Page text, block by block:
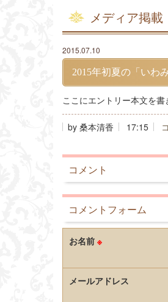
メディア掲載
2015.07.10
2015年初夏の「いわ
ここにエントリー本文を書
by 桑本清香 17:15
コメント
コメントフォーム
お名前 ※
メールアドレス